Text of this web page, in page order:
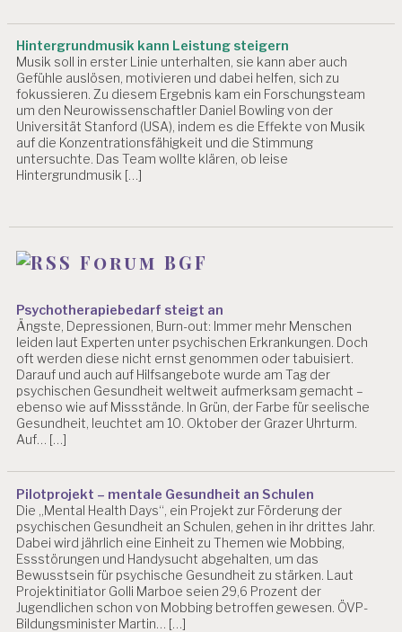
Hintergrundmusik kann Leistung steigern
Musik soll in erster Linie unterhalten, sie kann aber auch
Gefühle auslösen, motivieren und dabei helfen, sich zu
fokussieren. Zu diesem Ergebnis kam ein Forschungsteam
um den Neurowissenschaftler Daniel Bowling von der
Universität Stanford (USA), indem es die Effekte von Musik
auf die Konzentrationsfähigkeit und die Stimmung
untersuchte. Das Team wollte klären, ob leise
Hintergrundmusik […]
Forum BGF
Psychotherapiebedarf steigt an
Ängste, Depressionen, Burn-out: Immer mehr Menschen
leiden laut Experten unter psychischen Erkrankungen. Doch
oft werden diese nicht ernst genommen oder tabuisiert.
Darauf und auch auf Hilfsangebote wurde am Tag der
psychischen Gesundheit weltweit aufmerksam gemacht –
ebenso wie auf Missstände. In Grün, der Farbe für seelische
Gesundheit, leuchtet am 10. Oktober der Grazer Uhrturm.
Auf… […]
Pilotprojekt – mentale Gesundheit an Schulen
Die „Mental Health Days“, ein Projekt zur Förderung der
psychischen Gesundheit an Schulen, gehen in ihr drittes Jahr.
Dabei wird jährlich eine Einheit zu Themen wie Mobbing,
Essstörungen und Handysucht abgehalten, um das
Bewusstsein für psychische Gesundheit zu stärken. Laut
Projektinitiator Golli Marboe seien 29,6 Prozent der
Jugendlichen schon von Mobbing betroffen gewesen. ÖVP-
Bildungsminister Martin… […]